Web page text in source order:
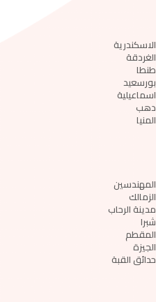
الاسكندرية
الغردقة
طنطا
بورسعيد
اسماعيلية
دهب
المنيا
المهندسين
الزمالك
مدينة الرحاب
شبرا
المقطم
الجيزة
حدائق القبة